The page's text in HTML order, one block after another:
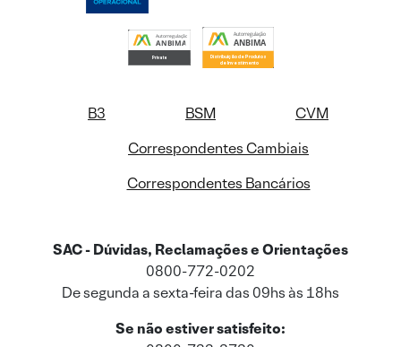
B3 BSM
CVM
Correspondentes Cambiais
Correspondentes Bancários
SAC - Dúvidas, Reclamações e Orientações
0800-772-0202
De segunda a sexta-feira das 09hs às 18hs
Se não estiver satisfeito: